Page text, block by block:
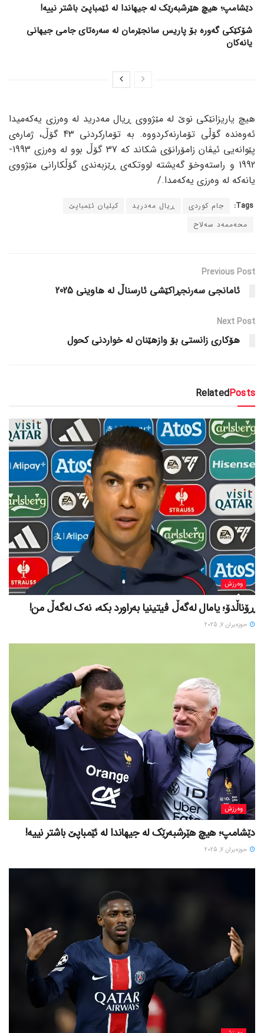
دێشامپ؛ هیچ هێرشبەرێک لە جیهاندا لە ئێمباپێ باشتر نییە!
شۆکێکی گەورە بۆ پاریس سانجێرمان لە سەرەتای جامی جیهانی
یانەکان
هیچ یاریزانێکی نوێ لە مێژووی ڕیال مەدرید لە وەرزی یەکەمیدا
ئەوەندە گۆڵی تۆمارنەکردووە. بە تۆمارکردنی 43 گۆڵ، ژمارەی
پێوانەیی ئیڤان زامۆرانۆی شکاند کە 37 گۆڵ بوو لە وەرزی 1993-
1992 و راستەوخۆ گەیشتە لووتکەی ڕێزبەندی گۆڵکارانی مێژووی
یانەکە لە وەرزی یەکەمدا./
Tags: جام کوردی ڕیال مەدرید
کیلیان ئێمباپێ
محەممەد سەلاح
Previous Post
ئامانجی سەرنجڕاکێشی ئارسناڵ لە هاوینی 2025
Next Post
هۆکاری زانستی بۆ وازهێنان لە خواردنی کحول
RelatedPosts
وەرزش
ڕۆناڵدۆ؛ یامال لەگەڵ ڤیتینیا بەراورد بکە، نەک لەگەڵ من!
حوزه‌یران 7, 2025
وەرزش
دێشامپ؛ هیچ هێرشبەرێک لە جیهاندا لە ئێمباپێ باشتر نییە!
حوزه‌یران 7, 2025